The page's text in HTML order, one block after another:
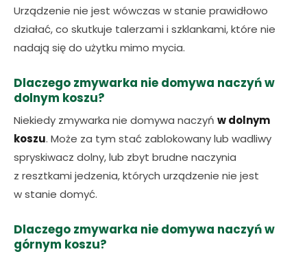
Urządzenie nie jest wówczas w stanie prawidłowo
działać, co skutkuje talerzami i szklankami, które nie
nadają się do użytku mimo mycia.
Dlaczego zmywarka nie domywa naczyń w
dolnym koszu?
Niekiedy zmywarka nie domywa naczyń w dolnym
koszu. Może za tym stać zablokowany lub wadliwy
spryskiwacz dolny, lub zbyt brudne naczynia
z resztkami jedzenia, których urządzenie nie jest
w stanie domyć.
Dlaczego zmywarka nie domywa naczyń w
górnym koszu?